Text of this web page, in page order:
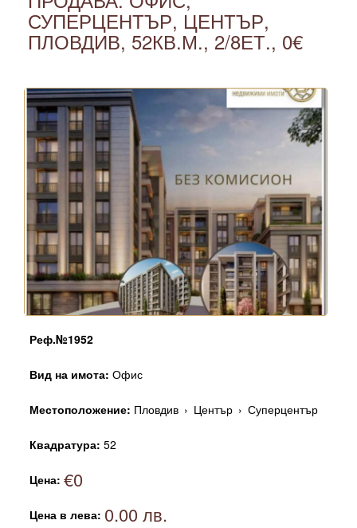
СУПЕРЦЕНТЪР, ЦЕНТЪР,
ПЛОВДИВ, 52КВ.М., 2/8ЕТ., 0€
Реф.№1952
Вид на имота: Офис
Местоположение: Пловдив › Център › Суперцентър
Квадратура: 52
Цена: €0
Цена в лева: 0.00 лв.